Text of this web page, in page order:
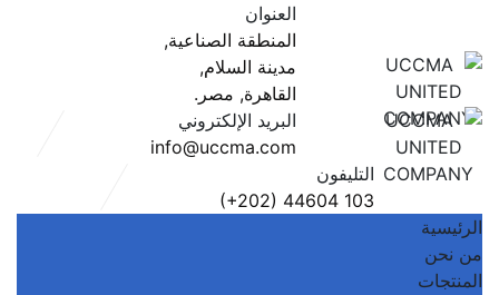
العنوان
المنطقة الصناعية,
مدينة السلام,
القاهرة, مصر.
البريد الإلكتروني
info@uccma.com
التليفون
‎ (+202) 44604 103
الرئيسية
من نحن
المنتجات